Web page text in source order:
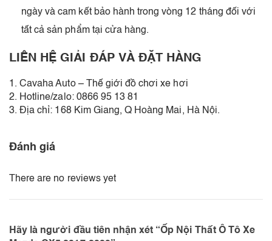
ngày và cam kết bảo hành trong vòng 12 tháng đối với
tất cả sản phẩm tại cửa hàng.
LIÊN HỆ GIẢI ĐÁP VÀ ĐẶT HÀNG
1. Cavaha Auto – Thế giới đồ chơi xe hơi
2. Hotline/zalo: 0866 95 13 81
3. Địa chỉ: 168 Kim Giang, Q Hoàng Mai, Hà Nội.
Đánh giá
There are no reviews yet
Hãy là người đầu tiên nhận xét “Ốp Nội Thất Ô Tô Xe